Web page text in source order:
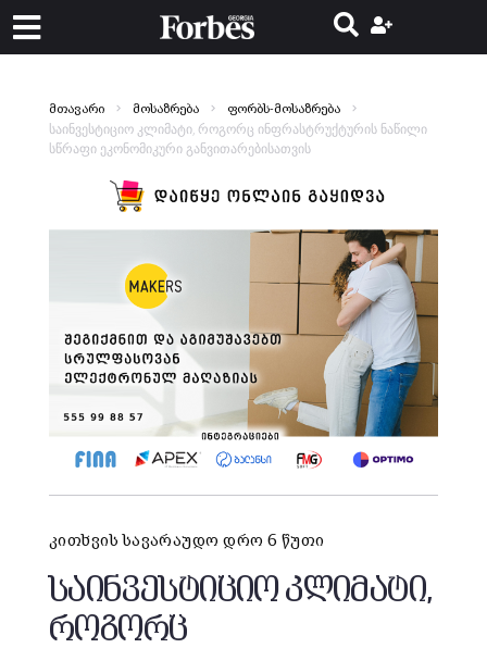
მთავარი მოსაზრება ფორბს-მოსაზრება
საინვესტიციო კლიმატი, როგორც ინფრასტრუქტურის ნაწილი
სწრაფი ეკონომიკური განვითარებისათვის
კითხვის სავარაუდო დრო 6 წუთი
საინვესტიციო კლიმატი,
როგორც